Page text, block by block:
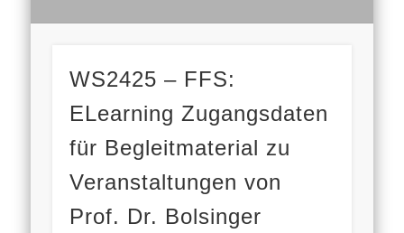
WS2425 – FFS:
ELearning Zugangsdaten
für Begleitmaterial zu
Veranstaltungen von
Prof. Dr. Bolsinger